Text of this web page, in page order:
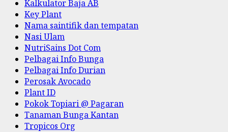
Kalkulator Baja AB
Key Plant
Nama saintifik dan tempatan
Nasi Ulam
NutriSains Dot Com
Pelbagai Info Bunga
Pelbagai Info Durian
Perosak Avocado
Plant ID
Pokok Topiari @ Pagaran
Tanaman Bunga Kantan
Tropicos Org